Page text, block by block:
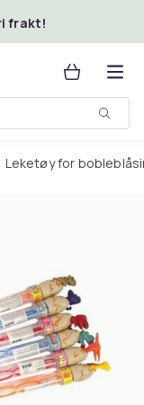
frakt!
Leketøy for